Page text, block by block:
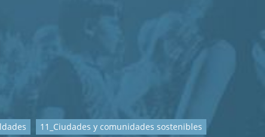
11_Ciudades y comunidades sostenibles